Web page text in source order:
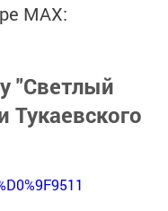
MАХ:
"Светлый
Тукаевского